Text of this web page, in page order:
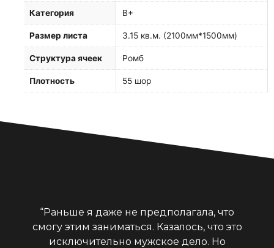
Категория B+
Размер листа 3.15 кв.м. (2100мм*1500мм)
Структура ячеек Ромб
Плотность 55 шор
“Раньше я даже не предполагала, что
смогу этим заниматься. Казалось, что это
исключительно мужское дело. Но